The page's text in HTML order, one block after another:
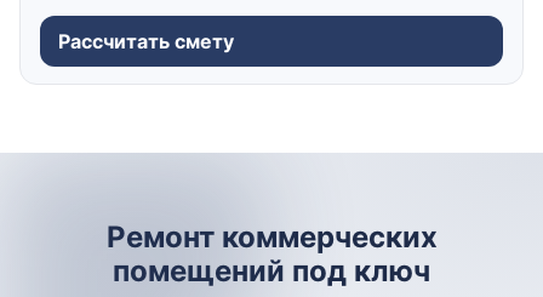
Рассчитать смету
Ремонт коммерческих
помещений под ключ